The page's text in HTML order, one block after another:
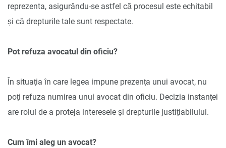
reprezenta, asigurându-se astfel că procesul este echitabil
și că drepturile tale sunt respectate.
Pot refuza avocatul din oficiu?
În situația în care legea impune prezența unui avocat, nu
poți refuza numirea unui avocat din oficiu. Decizia instanței
are rolul de a proteja interesele și drepturile justițiabilului.
Cum îmi aleg un avocat?